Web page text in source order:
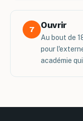
7 Ouvrir
Au bout de
pour
académie